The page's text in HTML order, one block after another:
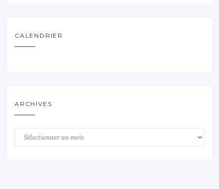
CALENDRIER
ARCHIVES
Archives